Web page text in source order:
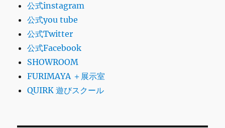
公式instagram
公式you tube
公式Twitter
公式Facebook
SHOWROOM
FURIMAYA ＋展示室
QUIRK 遊びスクール